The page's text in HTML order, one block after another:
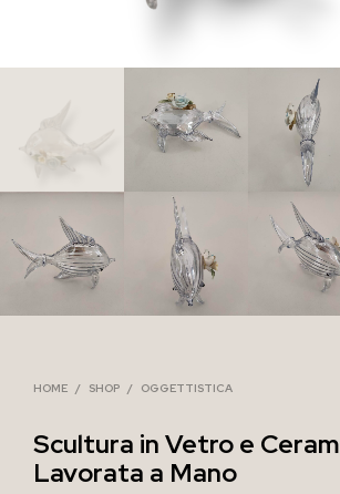
HOME / SHOP / OGGETTISTICA
Scultura in Vetro e
Lavorata a Mano